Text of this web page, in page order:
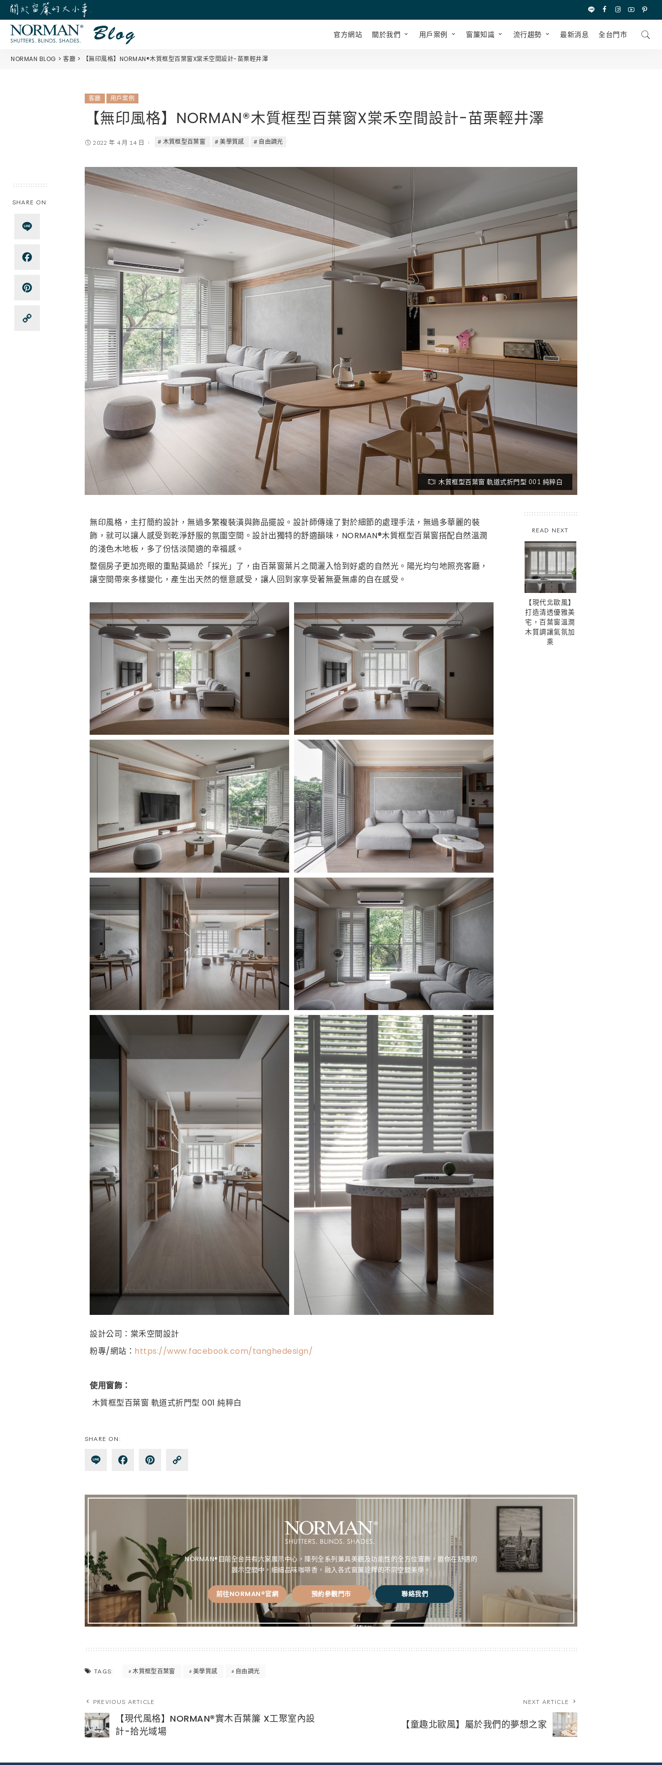
官方網站 關於我們 用戶案例 窗簾知識 流行趨勢 最新消息 全台⾨市
NORMAN BLOG 客廳 【無印風格】NORMAN®木質框型百葉窗X棠禾空間設計-苗栗輕井澤
客廳 用戶案例
【無印風格】NORMAN®木質框型百葉窗X棠禾空間設計-苗栗輕井澤
2022 年 4 月 14 日 木質框型百葉窗 美學質感 自由調光
木質框型百葉窗 軌道式折門型 001 純粹白
READ NEXT
【現代北歐風】
打造清透優雅美
宅，百葉窗溫潤
木質調讓氣氛加
乘
無印風格，主打簡約設計，無過多繁複裝潢與飾品擺設。設計師傳達了對於細節的處理手法，無過多華麗的裝
飾，就可以讓人感受到乾淨舒服的氛圍空間。設計出獨特的舒適韻味，NORMAN®木質框型百葉窗搭配自然溫潤
的淺色木地板，多了份恬淡閒適的幸福感。
整個房子更加亮眼的重點莫過於「採光」了，由百葉窗葉片之間灑入恰到好處的自然光。陽光均勻地照亮客廳，
讓空間帶來多樣變化，產生出天然的愜意感受，讓人回到家享受著無憂無慮的自在感受。
設計公司：棠禾空間設計
粉專/網站： https://www.facebook.com/tanghedesign/
使用窗飾：
木質框型百葉窗 軌道式折門型 001 純粹白
SHARE ON:
Lin Fa Pin
NORMAN®目前全台共有六家展示中心，陳列全系列兼具美觀及功能性的全方位窗飾，邀你在舒適的
展示空間中，細細品味咖啡香，融入各式窗簾詮釋的不同空間美學。
前往NORMAN®官網 預約參觀門市 聯絡我們
TAGS: 木質框型百葉窗 美學質感 自由調光
PREVIOUS ARTICLE
【現代風格】NORMAN®實木百葉簾 X工聚室內設
計-拾光域場
NEXT ARTICLE
【童趣北歐風】屬於我們的夢想之家